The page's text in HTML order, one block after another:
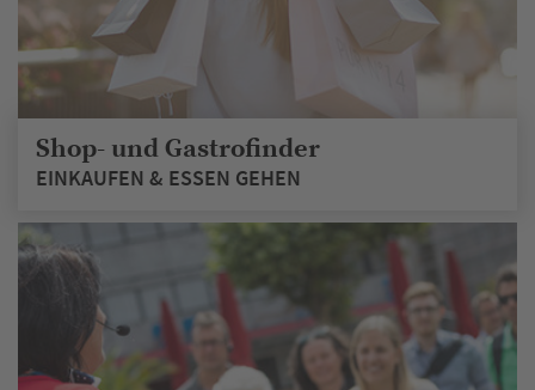
Shop- und Gastrofinder
EINKAUFEN & ESSEN GEHEN